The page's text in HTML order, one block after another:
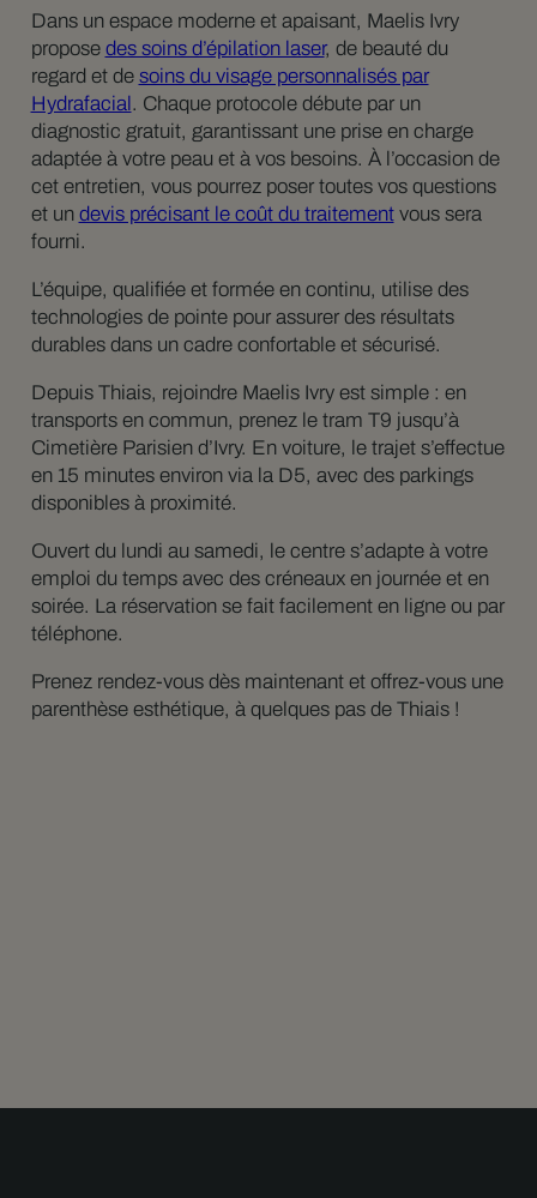
Dans un espace moderne et apaisant, Maelis Ivry
propose des soins d’épilation laser, de beauté du
regard et de soins du visage personnalisés par
Hydrafacial. Chaque protocole débute par un
diagnostic gratuit, garantissant une prise en charge
adaptée à votre peau et à vos besoins. À l’occasion de
cet entretien, vous pourrez poser toutes vos questions
et un devis précisant le coût du traitementvous sera
fourni.
L’équipe, qualifiée et formée en continu, utilise des
technologies de pointe pour assurer des résultats
durables dans un cadre confortable et sécurisé.
Depuis Thiais, rejoindre Maelis Ivry est simple : en
transports en commun, prenez le tram T9 jusqu’à
Cimetière Parisien d’Ivry. En voiture, le trajet s’effectue
en 15 minutes environ via la D5, avec des parkings
disponibles à proximité.
Ouvert du lundi au samedi, le centre s’adapte à votre
emploi du temps avec des créneaux en journée et en
soirée. La réservation se fait facilement en ligne ou par
téléphone.
Prenez rendez-vous dès maintenant et offrez-vous une
parenthèse esthétique, à quelques pas de Thiais !